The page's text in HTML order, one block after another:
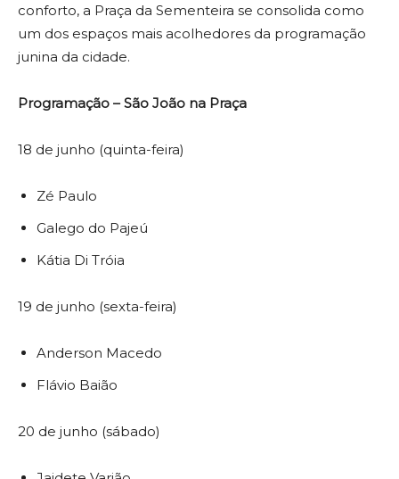
conforto, a Praça da Sementeira se consolida como
um dos espaços mais acolhedores da programação
junina da cidade.
Programação – São João na Praça
18 de junho (quinta-feira)
Zé Paulo
Galego do Pajeú
Kátia Di Tróia
19 de junho (sexta-feira)
Anderson Macedo
Flávio Baião
20 de junho (sábado)